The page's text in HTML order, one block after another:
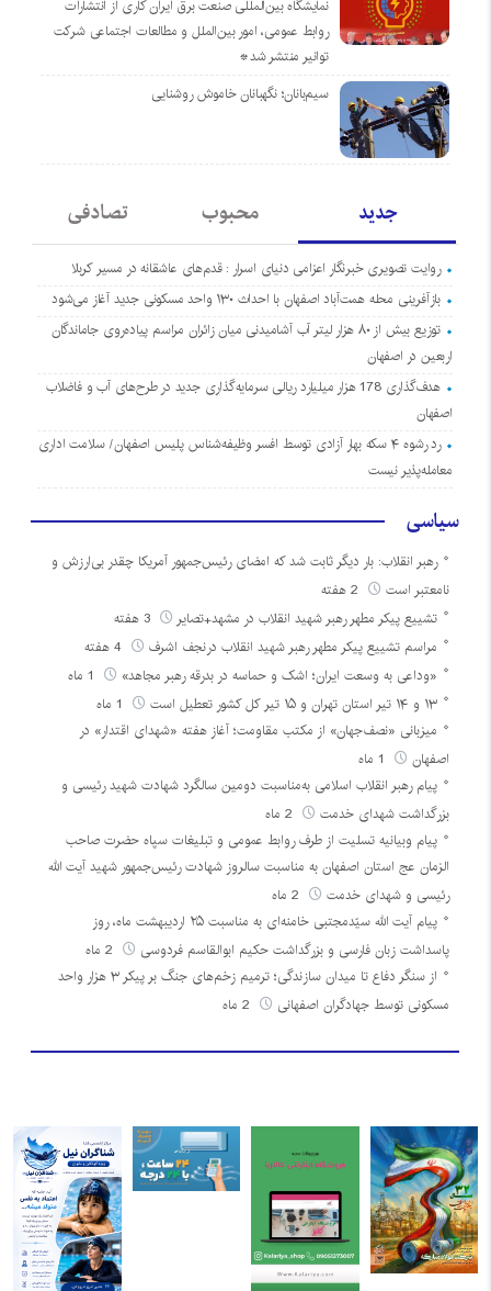
نمایشگاه بین‌المللی صنعت برق ایران کاری از انتشارات
روابط عمومی، امور بین‌الملل و مطالعات اجتماعی شرکت
توانیر منتشر شد*
سیم‌بانان؛ نگهبانان خاموش روشنایی
جدید محبوب تصادفی
روایت تصویری خبرنگار اعزامی دنیای اسرار : قدم‌های عاشقانه در مسیر کربلا
بازآفرینی محله همت‌آباد اصفهان با احداث ۱۳۰ واحد مسکونی جدید آغاز می‌شود
توزیع بیش از ۸۰ هزار لیتر آب آشامیدنی میان زائران مراسم پیاده‌روی جاماندگان
اربعین در اصفهان
هدف‌گذاری 178 هزار میلیارد ریالی سرمایه‌گذاری جدید در طرح‌های آب و فاضلاب
اصفهان
رد رشوه ۴ سکه بهار آزادی توسط افسر وظیفه‌شناس پلیس اصفهان/ سلامت اداری
معامله‌پذیر نیست
سیاسی
رهبر انقلاب: بار دیگر ثابت شد که امضای رئیس‌جمهور آمریکا چقدر بی‌ارزش و
نامعتبر است
تشییع پیکر مطهر رهبر شهید انقلاب در مشهد+تصایر
3 هفته
مراسم تشییع پیکر مطهر رهبر شهید انقلاب درنجف اشرف
«وداعی به وسعت ایران؛ اشک و حماسه در بدرقه رهبر مجاهد»
۱۳ و ۱۴ تیر استان تهران و ۱۵ تیر کل کشور تعطیل است
میزبانی «نصف‌جهان» از مکتب مقاومت؛ آغاز هفته «شهدای اقتدار» در
اصفهان
پیام رهبر انقلاب اسلامی به‌مناسبت دومین سالگرد شهادت شهید رئیسی و
بزرگداشت شهدای خدمت
پیام وبیانیه تسلیت از طرف روابط عمومی و تبلیغات سپاه حضرت صاحب
الزمان عج استان اصفهان به مناسبت سالروز شهادت رئیس‌جمهور شهید آیت الله
رئیسی و شهدای خدمت
پیام آیت الله سیّدمجتبی خامنه‌ای به مناسبت ۲۵ اردیبهشت ماه، روز
پاسداشت زبان فارسی و بزرگداشت حکیم ابوالقاسم فردوسی
از سنگر دفاع تا میدان سازندگی؛ ترمیم زخم‌های جنگ بر پیکر ۳ هزار واحد
مسکونی توسط جهادگران اصفهانی